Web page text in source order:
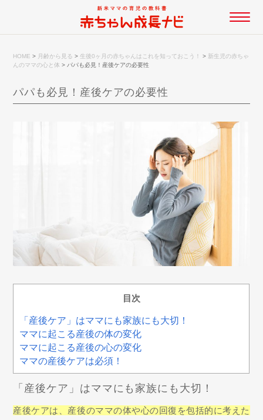
HOME > 月齢から見る >生後0ヶ月の赤ちゃんはこれを知っておこう！ > 新生児の赤ちゃ
んのママの心と体 > パパも必見！産後ケアの必要性
パパも必見！産後ケアの必要性
目次
「産後ケア」はママにも家族にも大切！
ママに起こる産後の体の変化
ママに起こる産後の心の変化
ママの産後ケアは必須！
「産後ケア」はママにも家族にも大切！
産後ケアは、産後のママの体や心の回復を包括的に考えた